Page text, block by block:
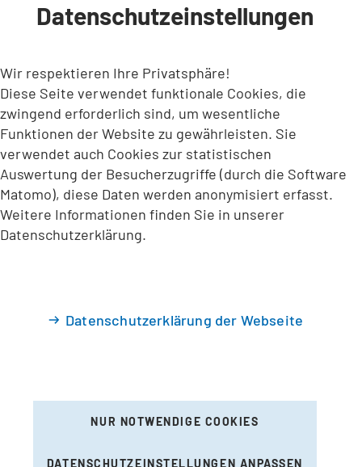
INHALT ANSPRINGEN
Datenschutzeinstellungen
Wir respektieren Ihre Privatsphäre!
Diese Seite verwendet funktionale Cookies, die
zwingend erforderlich sind, um wesentliche
Funktionen der Website zu gewährleisten. Sie
verwendet auch Cookies zur statistischen
Auswertung der Besucherzugriffe (durch die Software
Matomo), diese Daten werden anonymisiert erfasst.
Weitere Informationen finden Sie in unserer
Datenschutzerklärung.
Datenschutzerklärung der Webseite
NUR NOTWENDIGE COOKIES
DATENSCHUTZEINSTELLUNGEN ANPASSEN